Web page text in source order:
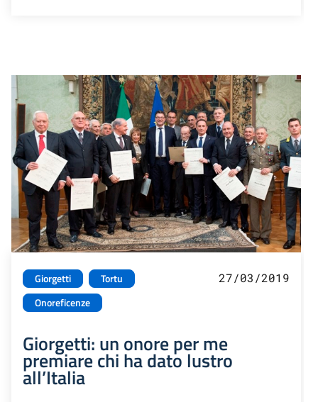
Giorgetti
Tortu
Onoreficenze
27/03/2019
Giorgetti: un onore per me
premiare chi ha dato lustro
all’Italia